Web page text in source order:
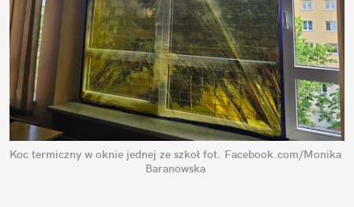
Koc termiczny w oknie jednej ze szkoł fot. Facebook.com/Monika
Baranowska